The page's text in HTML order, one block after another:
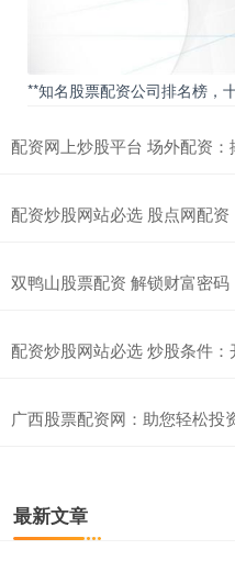
**知名股票配资公司排名榜，
配资网上炒股平台 场外配资
配资炒股网站必选 股点网配
双鸭山股票配资 解锁财富密
配资炒股网站必选 炒股条件
广西股票配资网：助您轻松投
最新文章